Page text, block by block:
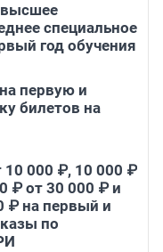
высшее
специальное
год обучения
первую и
билетов на
000 ₽, 10 000 ₽
₽ от 30 000 ₽ и
₽ на первый и
по